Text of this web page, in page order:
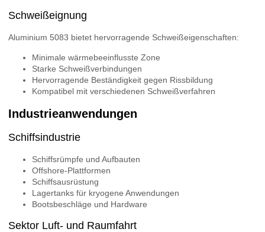
Schweißeignung
Aluminium 5083 bietet hervorragende Schweißeigenschaften:
Minimale wärmebeeinflusste Zone
Starke Schweißverbindungen
Hervorragende Beständigkeit gegen Rissbildung
Kompatibel mit verschiedenen Schweißverfahren
Industrieanwendungen
Schiffsindustrie
Schiffsrümpfe und Aufbauten
Offshore-Plattformen
Schiffsausrüstung
Lagertanks für kryogene Anwendungen
Bootsbeschläge und Hardware
Sektor Luft- und Raumfahrt